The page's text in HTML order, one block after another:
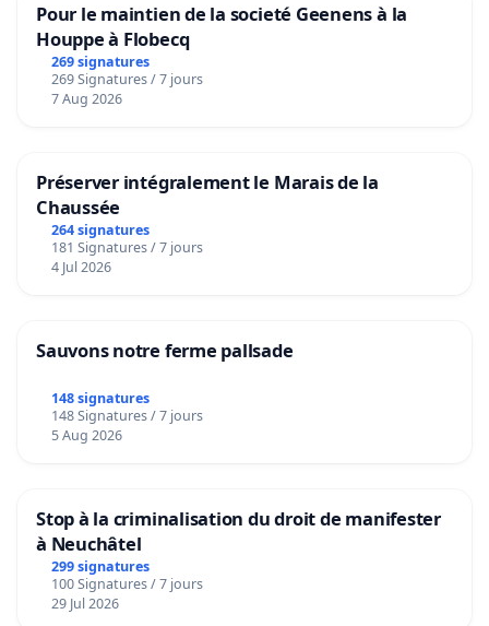
Pour le maintien de la societé Geenens à la
Houppe à Flobecq
269 signatures
269 Signatures / 7 jours
7 Aug 2026
Préserver intégralement le Marais de la
Chaussée
264 signatures
181 Signatures / 7 jours
4 Jul 2026
Sauvons notre ferme pallsade
148 signatures
148 Signatures / 7 jours
5 Aug 2026
Stop à la criminalisation du droit de manifester
à Neuchâtel
299 signatures
100 Signatures / 7 jours
29 Jul 2026